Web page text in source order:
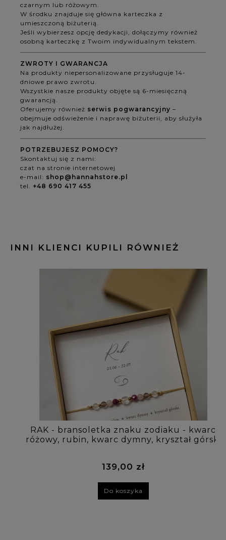
czarnym lub różowym.
W środku znajduje się główna karteczka z
umieszczoną biżuterią.
Jeśli wybierzesz opcję dedykacji, dołączymy również
osobną karteczkę z Twoim indywidualnym tekstem.
ZWROTY I GWARANCJA
Na produkty niepersonalizowane przysługuje 14-
dniowe prawo zwrotu.
Wszystkie nasze produkty objęte są 6-miesięczną
gwarancją.
Oferujemy również serwis pogwarancyjny –
obejmuje odświeżenie i naprawę biżuterii, aby służyła
jak najdłużej.
POTRZEBUJESZ POMOCY?
Skontaktuj się z nami:
czat na stronie internetowej
e-mail: shop@hannahstore.pl
tel. +48 690 417 455
INNI KLIENCI KUPILI RÓWNIEŻ
RAK - bransoletka znaku zodiaku - kwarc
różowy, rubin, kwarc dymny, kryształ górski
139,00 zł
Do koszyka